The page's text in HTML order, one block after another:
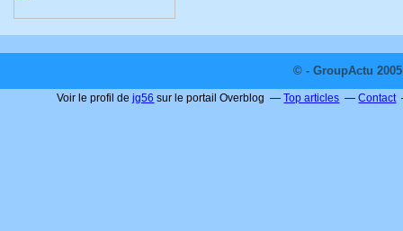
© - GroupActu
Voir le profil dejg56 sur le portail Overblog Top articles Contact